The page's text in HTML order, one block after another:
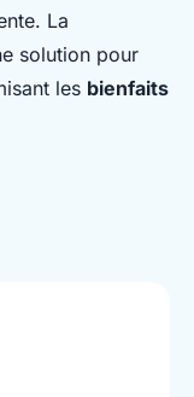
La
solution pour
les bienfaits